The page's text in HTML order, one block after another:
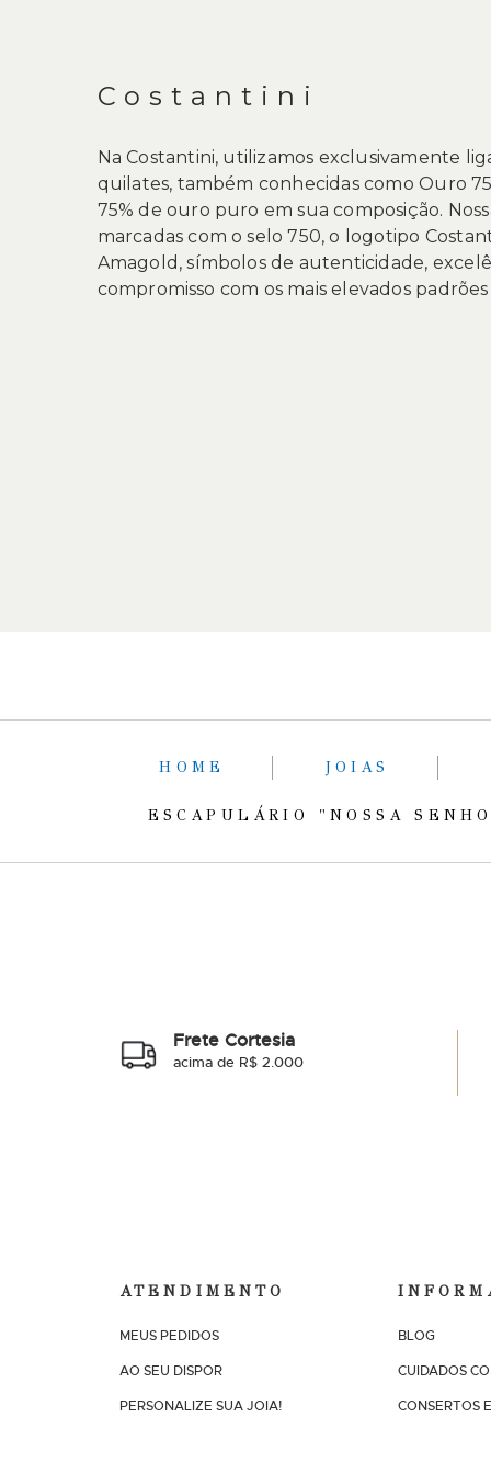
Costantini
Na Costantini, utilizamos exclusivamente
quilates, também conhecidas como Ouro
75% de ouro puro em sua composição.
marcadas com o selo 750, o logotipo
Amagold, símbolos de autenticidade,
compromisso com os mais elevados
HOME JOIAS
ESCAPULÁRIO "NOSSA
Frete Cortesia
acima de R$ 2.000
ATENDIMENTO
MEUS PEDIDOS
AO SEU DISPOR
PERSONALIZE SUA JOIA!
BLOG
CUIDADOS
CONSERTOS